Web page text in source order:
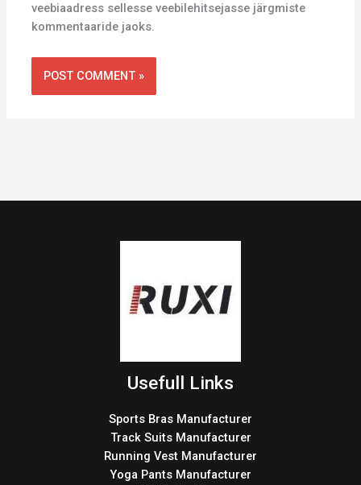
veebiaadress sellesse veebilehitsejasse järgmiste
kommentaaride jaoks.
Usefull Links
Sports Bras Manufacturer
Track Suits Manufacturer
Running Vest Manufacturer
Yoga Pants Manufacturer